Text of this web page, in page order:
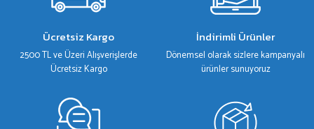
Ürün açıklamasında eksik bilgiler bulunuyor.
Ürün fiyatı diğer sitelerden daha pahalı.
Bu ürüne benzer farklı alternatifler olmalı.
Ücretsiz Kargo
2500 TL ve Üzeri Alışverişlerde
Ücretsiz Kargo
İndirimli Ürünler
Dönemsel olarak sizlere kampanyalı
ürünler sunuyoruz